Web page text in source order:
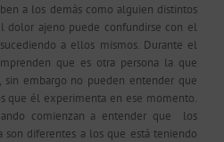
a los demás como alguien distintos
ajeno puede confundirse con el
a ellos mismos. Durante el
que es otra persona la que
embargo no pueden entender que
que él experimenta en ese momento.
comienzan a entender que los
diferentes a los que está teniendo